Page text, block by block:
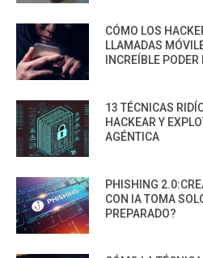
CÓMO LOS
LLAMADAS
INCREÍBLE
13 TÉCNICAS
HACKEAR Y
AGÉNTICA
PHISHING
CON IA TOMA
PREPARADO?